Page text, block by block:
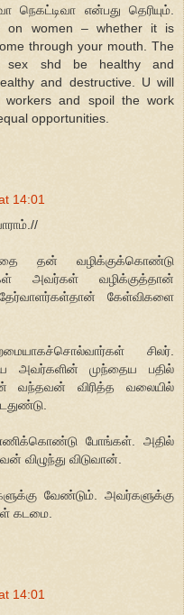
நெகட்டிவா என்பது தெரியும்.
on women – whether it is
through your mouth. The
sex shd be healthy and
and destructive. U will
and spoil the work
opportunities.
14:01
தன் வழிக்குக்கொண்டு
அவர்கள் வழிக்குத்தான்
கேள்விகளை
சிலர்.
அவர்களின் முந்தைய பதில்
வந்தவன் விரித்த வலையில்
போங்கள். அதில்
விடுவான்.
வேண்டும். அவர்களுக்கு
கடமை.
14:01